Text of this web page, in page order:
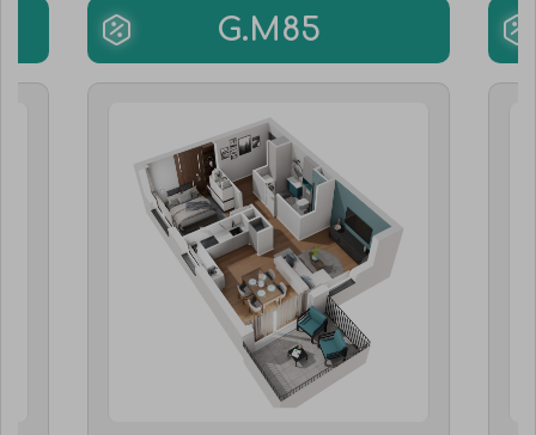
G.M85